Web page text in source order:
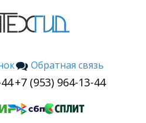
Обратная связь
+7 (953) 964-13-44